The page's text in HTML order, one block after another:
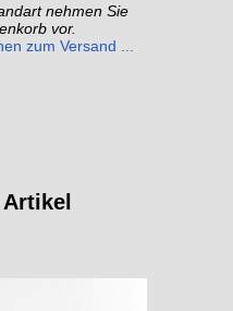
nehmen Sie
vor.
zum Versand ...